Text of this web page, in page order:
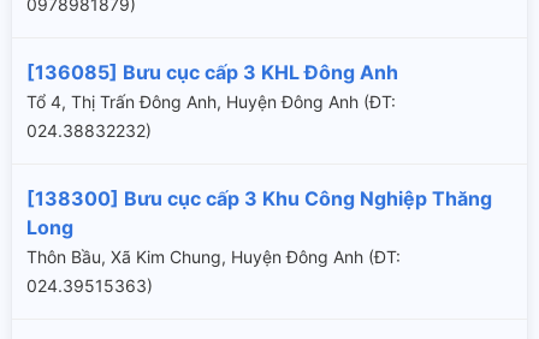
[136085] Bưu cục cấp 3 KHL Đông Anh
Tổ 4, Thị Trấn Đông Anh, Huyện Đông Anh (ÐT:
024.38832232)
[138300] Bưu cục cấp 3 Khu Công Nghiệp Thăng
Long
Thôn Bầu, Xã Kim Chung, Huyện Đông Anh (ÐT:
024.39515363)